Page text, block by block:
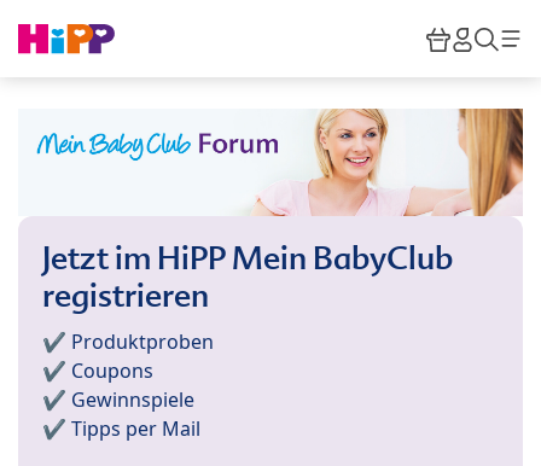
HiPP
Jetzt im HiPP Mein BabyClub
registrieren
✔️ Produktproben
✔️ Coupons
✔️ Gewinnspiele
✔️ Tipps per Mail